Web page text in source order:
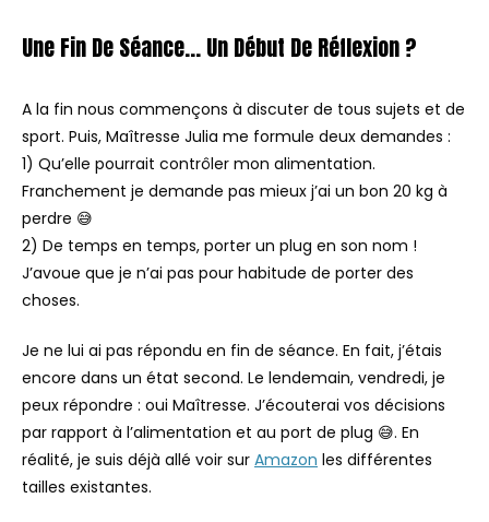
Une Fin De Séance… Un Début De Réflexion ?
A la fin nous commençons à discuter de tous sujets et de
sport. Puis, Maîtresse Julia me formule deux demandes :
1) Qu’elle pourrait contrôler mon alimentation.
Franchement je demande pas mieux j’ai un bon 20 kg à
perdre 😅
2) De temps en temps, porter un plug en son nom !
J’avoue que je n’ai pas pour habitude de porter des
choses.
Je ne lui ai pas répondu en fin de séance. En fait, j’étais
encore dans un état second. Le lendemain, vendredi, je
peux répondre : oui Maîtresse. J’écouterai vos décisions
par rapport à l’alimentation et au port de plug 😅. En
réalité, je suis déjà allé voir sur Amazon les différentes
tailles existantes.